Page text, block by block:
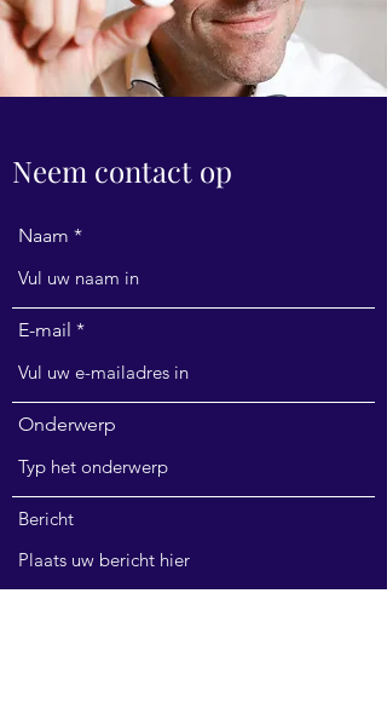
Neem contact op
Naam
E-mail
Onderwerp
Bericht